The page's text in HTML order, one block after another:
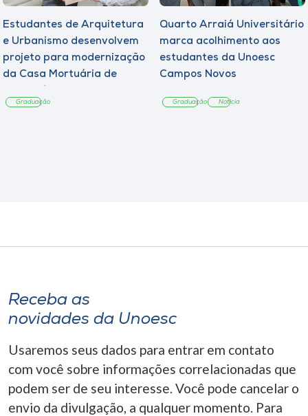
Estudantes de Arquitetura
e Urbanismo desenvolvem
projeto para modernização
da Casa Mortuária de
Graduação
Quarto Arraiá Universitário
marca acolhimento aos
estudantes da Unoesc
Campos Novos
Graduação Notícia
Receba as
novidades da Unoesc
Usaremos seus dados para entrar em contato
com você sobre informações correlacionadas que
podem ser de seu interesse. Você pode cancelar o
envio da divulgação, a qualquer momento. Para